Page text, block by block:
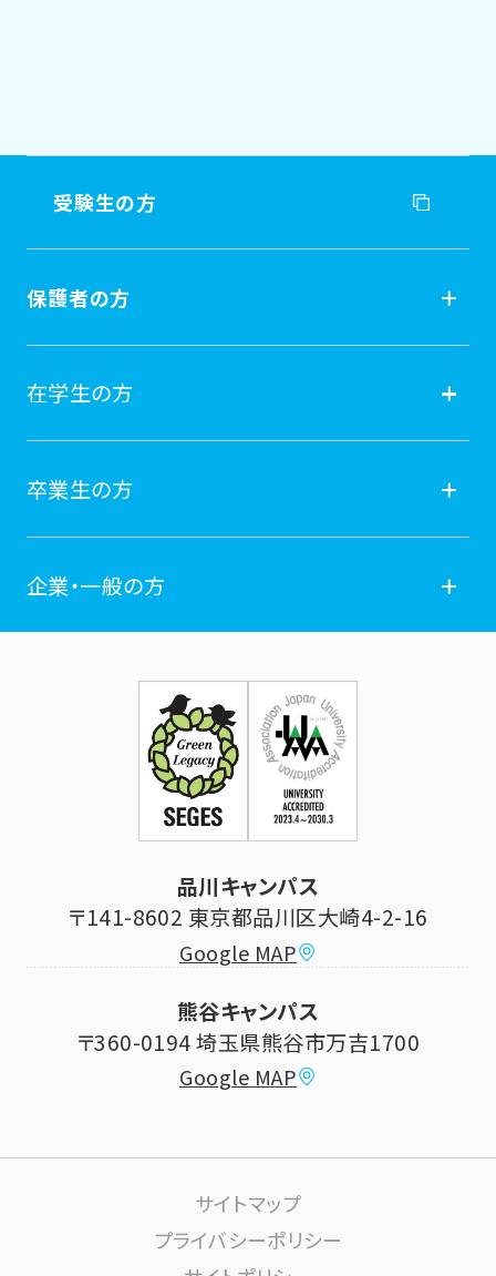
受験生の方
受験生の方
オープンキャンパス
保護者の方
保護者の方
学費納付金・奨学金
証明書発行手続き
在学生の方
在学生の方
学年暦
証明書発行・各種手続き
シラバス (講義案内)
学費納付金・奨学金
大学祭
卒業生の方
卒業生の方
住所等登録内容の変更
企業・一般の方
科目等履修生制度のご案内
研究推進・社会貢献センター
大学施設の利用について
品川キャンパス
〒141-8602 東京都品川区大崎4-2-16
Google MAP
熊谷キャンパス
〒360-0194 埼玉県熊谷市万吉1700
Google MAP
サイトマップ
プライバシーポリシー